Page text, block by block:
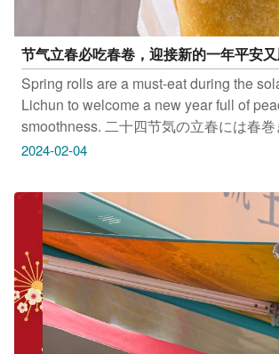
节气立春必吃春卷，迎接新的一年平安
Spring rolls are a must-eat during the
Lichun to welcome a new year full of
smoothness. 二十四节気の立春には春
い一年が平和で顺调に进むことを祈りま
하세요 旱溪酥皮春卷 地址：台中市东区
路口（旱溪夜市） Kiss Me春米点心美食
后里区三丰路三段103号 丰原王家炸春卷
饼皮) 地址：台中市丰原区圆环东路82巷
Tag@taichungtravels 就有机会让你的美
FB、IG、微博及台中观光旅游网上曝光
#taichungtravels #travel #scenery
#taichung #discovertaichung #여행 #풍
2024-02-04